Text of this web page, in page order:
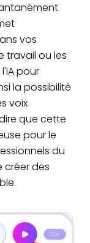
vos
travail ou les
pour
la possibilité
voix
que cette
pour le
du
créer des